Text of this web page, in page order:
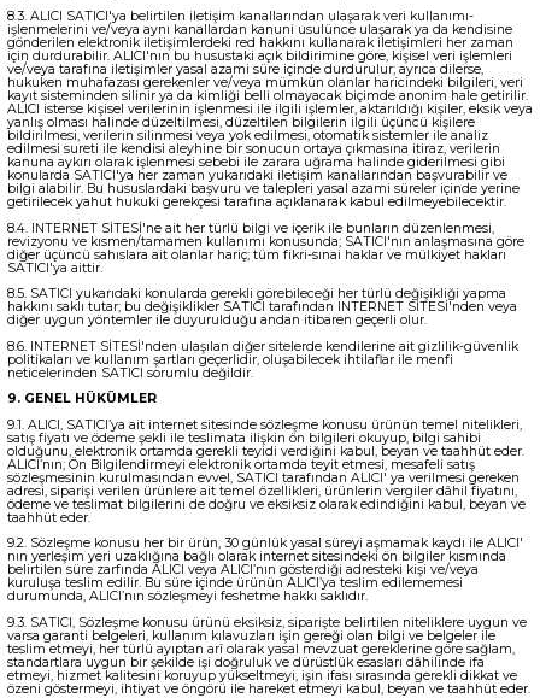
8.3. ALICI SATICI'ya belirtilen iletişim kanallarından ulaşarak veri kullanımı-
işlenmelerini ve/veya aynı kanallardan kanuni usulünce ulaşarak ya da kendisine
gönderilen elektronik iletişimlerdeki red hakkını kullanarak iletişimleri her zaman
için durdurabilir. ALICI'nın bu husustaki açık bildirimine göre, kişisel veri işlemleri
ve/veya tarafına iletişimler yasal azami süre içinde durdurulur; ayrıca dilerse,
hukuken muhafazası gerekenler ve/veya mümkün olanlar haricindeki bilgileri, veri
kayıt sisteminden silinir ya da kimliği belli olmayacak biçimde anonim hale getirilir.
ALICI isterse kişisel verilerinin işlenmesi ile ilgili işlemler, aktarıldığı kişiler, eksik veya
yanlış olması halinde düzeltilmesi, düzeltilen bilgilerin ilgili üçüncü kişilere
bildirilmesi, verilerin silinmesi veya yok edilmesi, otomatik sistemler ile analiz
edilmesi sureti ile kendisi aleyhine bir sonucun ortaya çıkmasına itiraz, verilerin
kanuna aykırı olarak işlenmesi sebebi ile zarara uğrama halinde giderilmesi gibi
konularda SATICI'ya her zaman yukarıdaki iletişim kanallarından başvurabilir ve
bilgi alabilir. Bu hususlardaki başvuru ve talepleri yasal azami süreler içinde yerine
getirilecek yahut hukuki gerekçesi tarafına açıklanarak kabul edilmeyebilecektir.
8.4. INTERNET SİTESİ'ne ait her türlü bilgi ve içerik ile bunların düzenlenmesi,
revizyonu ve kısmen/tamamen kullanımı konusunda; SATICI'nın anlaşmasına göre
diğer üçüncü sahıslara ait olanlar hariç; tüm fikri-sınai haklar ve mülkiyet hakları
SATICI'ya aittir.
8.5. SATICI yukarıdaki konularda gerekli görebileceği her türlü değişikliği yapma
hakkını saklı tutar; bu değişiklikler SATICI tarafından INTERNET SİTESİ'nden veya
diğer uygun yöntemler ile duyurulduğu andan itibaren geçerli olur.
8.6. INTERNET SİTESİ'nden ulaşılan diğer sitelerde kendilerine ait gizlilik-güvenlik
politikaları ve kullanım şartları geçerlidir, oluşabilecek ihtilaflar ile menfi
neticelerinden SATICI sorumlu değildir.
9. GENEL HÜKÜMLER
9.1. ALICI, SATICI’ya ait internet sitesinde sözleşme konusu ürünün temel nitelikleri,
satış fiyatı ve ödeme şekli ile teslimata ilişkin ön bilgileri okuyup, bilgi sahibi
olduğunu, elektronik ortamda gerekli teyidi verdiğini kabul, beyan ve taahhüt eder.
ALICI’nın; Ön Bilgilendirmeyi elektronik ortamda teyit etmesi, mesafeli satış
sözleşmesinin kurulmasından evvel, SATICI tarafından ALICI' ya verilmesi gereken
adresi, siparişi verilen ürünlere ait temel özellikleri, ürünlerin vergiler dâhil fiyatını,
ödeme ve teslimat bilgilerini de doğru ve eksiksiz olarak edindiğini kabul, beyan ve
taahhüt eder.
9.2. Sözleşme konusu her bir ürün, 30 günlük yasal süreyi aşmamak kaydı ile ALICI'
nın yerleşim yeri uzaklığına bağlı olarak internet sitesindeki ön bilgiler kısmında
belirtilen süre zarfında ALICI veya ALICI’nın gösterdiği adresteki kişi ve/veya
kuruluşa teslim edilir. Bu süre içinde ürünün ALICI’ya teslim edilememesi
durumunda, ALICI’nın sözleşmeyi feshetme hakkı saklıdır.
9.3. SATICI, Sözleşme konusu ürünü eksiksiz, siparişte belirtilen niteliklere uygun ve
varsa garanti belgeleri, kullanım kılavuzları işin gereği olan bilgi ve belgeler ile
teslim etmeyi, her türlü ayıptan arî olarak yasal mevzuat gereklerine göre sağlam,
standartlara uygun bir şekilde işi doğruluk ve dürüstlük esasları dâhilinde ifa
etmeyi, hizmet kalitesini koruyup yükseltmeyi, işin ifası sırasında gerekli dikkat ve
özeni göstermeyi, ihtiyat ve öngörü ile hareket etmeyi kabul, beyan ve taahhüt eder.